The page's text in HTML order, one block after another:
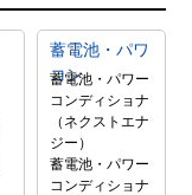
蓄電池・パワ
コン
蓄電池・パワー
コンディショナ
（ネクストエナ
ジー）
蓄電池・パワー
コンディショナ